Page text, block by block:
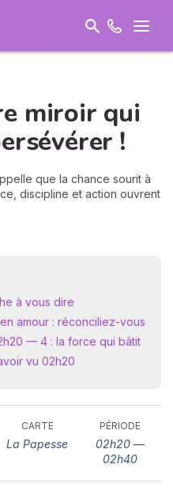
miroir qui
!
que la chance sourit à
discipline et action ouvrent
à vous dire
amour : réconciliez-vous
— 4 : la force qui bâtit
vu 02h20
CARTE
La Papesse
PÉRIODE
02h20 —
02h40